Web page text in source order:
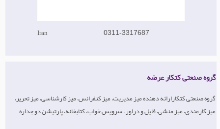
Iran 0311-3317687
گروه صنعتی کتکار عرضه
گروه صنعتی کتکارارائه دهنده میز مدیریت، میز کنفرانس، میز کارشناسی، میز تحریر،
میز کارمندی، میز منشی، فایل و دراور ، سرویس خواب، کتابخانه، پارتیشن دو جداره